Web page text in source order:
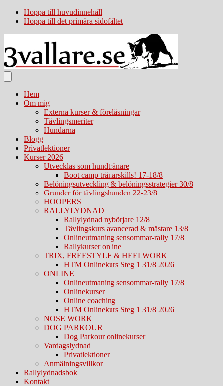
Hoppa till huvudinnehåll
Hoppa till det primära sidofältet
Hem
Om mig
Externa kurser & föreläsningar
Tävlingsmeriter
Hundarna
Blogg
Privatlektioner
Kurser 2026
Utvecklas som hundtränare
Boot camp tränarskills! 17-18/8
Belöningsutveckling & belöningsstrategier 30/8
Grunder för tävlingshunden 22-23/8
HOOPERS
RALLYLYDNAD
Rallylydnad nybörjare 12/8
Tävlingskurs avancerad & mästare 13/8
Onlineutmaning sensommar-rally 17/8
Rallykurser online
TRIX, FREESTYLE & HEELWORK
HTM Onlinekurs Steg 1 31/8 2026
ONLINE
Onlineutmaning sensommar-rally 17/8
Onlinekurser
Online coaching
HTM Onlinekurs Steg 1 31/8 2026
NOSE WORK
DOG PARKOUR
Dog Parkour onlinekurser
Vardagslydnad
Privatlektioner
Anmälningsvillkor
Rallylydnadsbok
Kontakt